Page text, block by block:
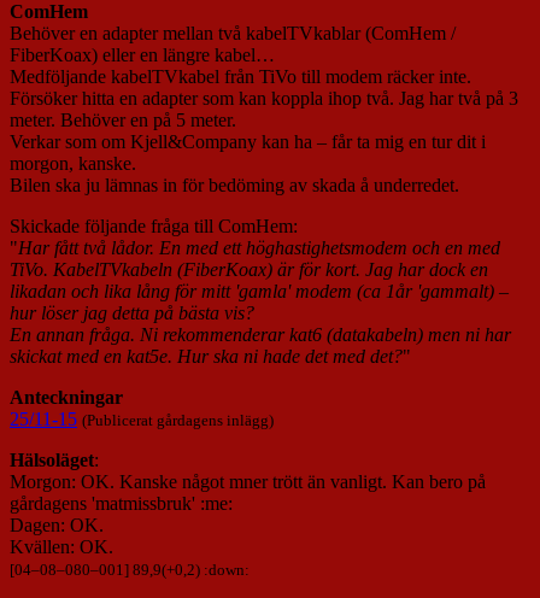
ComHem
Behöver en adapter mellan två kabelTVkablar (ComHem /
FiberKoax) eller en längre kabel…
Medföljande kabelTVkabel från TiVo till modem räcker inte.
Försöker hitta en adapter som kan koppla ihop två. Jag har två på 3
meter. Behöver en på 5 meter.
Verkar som om Kjell&Company kan ha – får ta mig en tur dit i
morgon, kanske.
Bilen ska ju lämnas in för bedöming av skada å underredet.
Skickade följande fråga till ComHem:
"Har fått två lådor. En med ett höghastighetsmodem och en med
TiVo. KabelTVkabeln (FiberKoax) är för kort. Jag har dock en
likadan och lika lång för mitt 'gamla' modem (ca 1år 'gammalt) –
hur löser jag detta på bästa vis?
En annan fråga. Ni rekommenderar kat6 (datakabeln) men ni har
skickat med en kat5e. Hur ska ni hade det med det?"
Anteckningar
25/11-15 (Publicerat gårdagens inlägg)
Hälsoläget:
Morgon: OK. Kanske något mner trött än vanligt. Kan bero på
gårdagens 'matmissbruk' :me:
Dagen: OK.
Kvällen: OK.
[04–08–080–001] 89,9(+0,2) :down: